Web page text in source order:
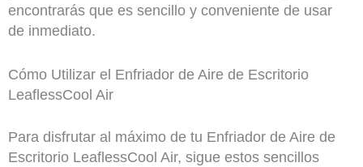
encontrarás que es sencillo y conveniente de usar
de inmediato.
Cómo Utilizar el Enfriador de Aire de Escritorio
LeaflessCool Air
Para disfrutar al máximo de tu Enfriador de Aire de
Escritorio LeaflessCool Air, sigue estos sencillos